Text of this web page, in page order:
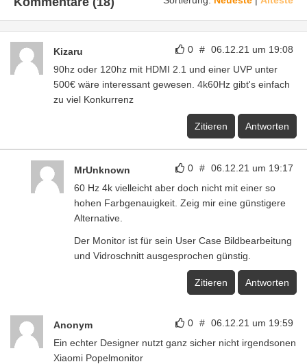
0 # 06.12.21 um 19:08
Kizaru
90hz oder 120hz mit HDMI 2.1 und einer UVP unter
500€ wäre interessant gewesen. 4k60Hz gibt's einfach
zu viel Konkurrenz
Zitieren Antworten
0 # 06.12.21 um 19:17
MrUnknown
60 Hz 4k vielleicht aber doch nicht mit einer so
hohen Farbgenauigkeit. Zeig mir eine günstigere
Alternative.
Der Monitor ist für sein User Case Bildbearbeitung
und Vidroschnitt ausgesprochen günstig.
Zitieren Antworten
0 # 06.12.21 um 19:59
Anonym
Ein echter Designer nutzt ganz sicher nicht irgendsonen
Xiaomi Popelmonitor